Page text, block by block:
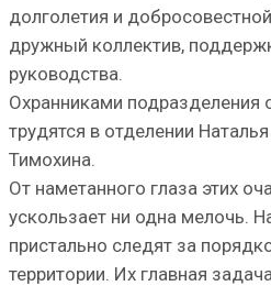
долголетия и
дружный коллектив,
руководства.
Охранниками подразделения
трудятся в отделении
Тимохина.
От наметанного глаза этих
ускользает ни одна мелочь.
пристально следят за
территории. Их главная